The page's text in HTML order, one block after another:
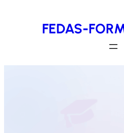
FEDAS-